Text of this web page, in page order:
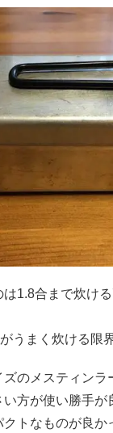
1.8合まで炊け
うまく炊ける限
ズのメスティンラ
い方が使い勝手が
トなものが良か